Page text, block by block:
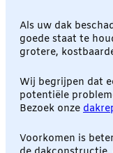
Als uw dak
goede staat te
grotere,
Wij begrijpen dat
potentiële
Bezoek onze
Voorkomen is